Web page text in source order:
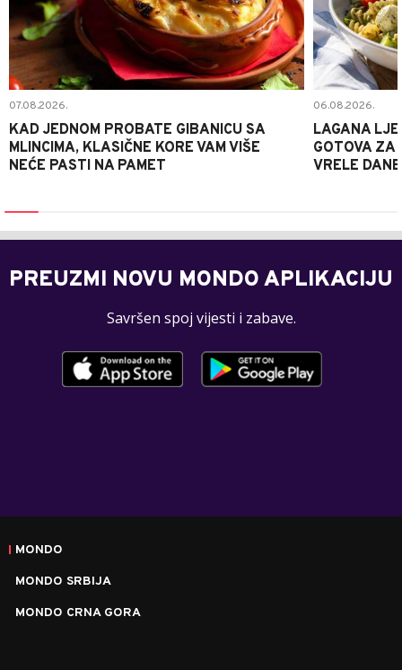
07.08.2026.
KAD JEDNOM PROBATE GIBANICU SA
MLINCIMA, KLASIČNE KORE VAM VIŠE
NEĆE PASTI NA PAMET
06.08.2026.
LAGANA
GOTOVA ZA
VRELE DANE
PREUZMI NOVU MONDO APLIKACIJU
Savršen spoj vijesti i zabave.
MONDO
MONDO SRBIJA
MONDO CRNA GORA